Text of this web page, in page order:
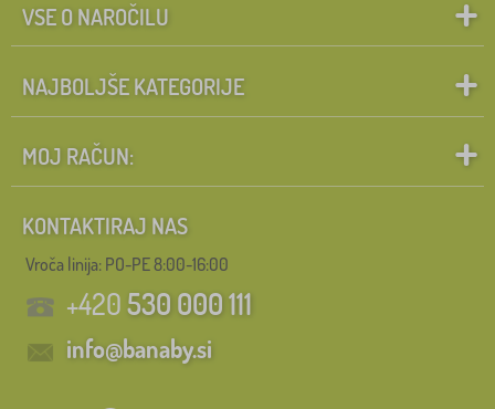
VSE O NAROČILU
NAJBOLJŠE KATEGORIJE
MOJ RAČUN:
KONTAKTIRAJ NAS
Vroča linija: PO-PE 8:00-16:00
+420530 000 111
info@banaby.si